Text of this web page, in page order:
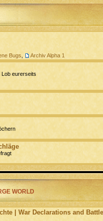
Bugs Archiv Alpha 1
eurerseits
WORLD
| War Declarations and